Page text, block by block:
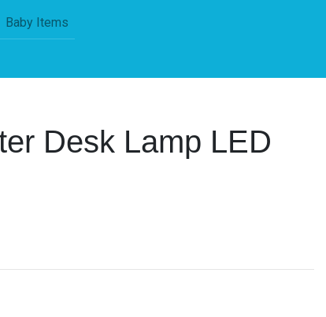
Baby Items
Desk Lamp LED